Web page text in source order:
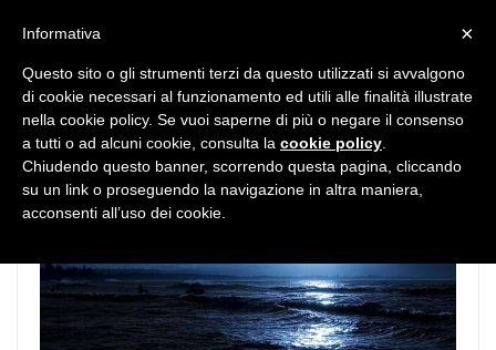
×
Informativa
Questo sito o gli strumenti terzi da questo utilizzati si avvalgono
di cookie necessari al funzionamento ed utili alle finalità illustrate
nella cookie policy. Se vuoi saperne di più o negare il consenso
a tutti o ad alcuni cookie, consulta la cookie policy
Chiudendo questo banner, scorrendo questa pagina, cliccando
su un link o proseguendo la navigazione in altra maniera,
acconsenti all’uso dei cookie.